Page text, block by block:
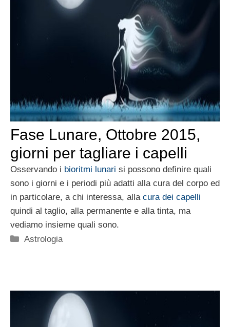
Fase Lunare, Ottobre 2015,
giorni per tagliare i capelli
Osservando i bioritmi lunari si possono definire quali
sono i giorni e i periodi più adatti alla cura del corpo ed
in particolare, a chi interessa, alla cura dei capelli
quindi al taglio, alla permanente e alla tinta, ma
vediamo insieme quali sono.
Categorie
Astrologia